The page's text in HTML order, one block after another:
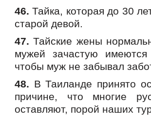
46. Тайка, которая до 30
старой девой.
47. Тайские жены
мужей зачастую
чтобы муж не забывал
48. В Таиланде принято
причине, что многие
оставляют, порой наших